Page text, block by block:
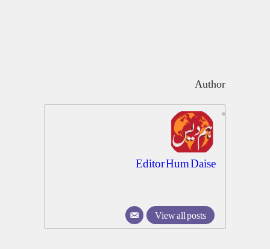
Author
Editor Hum Daise
View all posts